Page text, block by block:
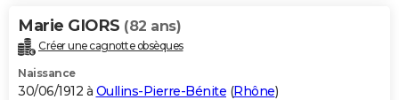
Marie GIORS (82 ans)
Créer une cagnotte obsèques
Naissance
30/06/1912 à Oullins-Pierre-Bénite (Rhône)